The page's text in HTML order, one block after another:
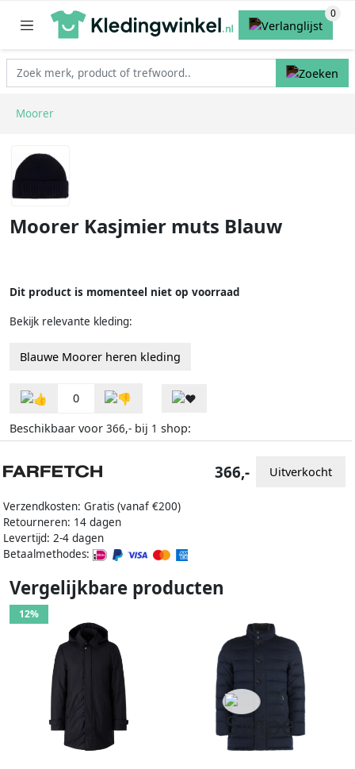
Moorer
Moorer Kasjmier muts Blauw
Dit product is momenteel niet op voorraad
Bekijk relevante kleding:
Blauwe Moorer heren kleding
0
Beschikbaar voor 366,- bij 1 shop:
Verzendkosten: Gratis (vanaf €200)
Retourneren: 14 dagen
Levertijd: 2-4 dagen
Betaalmethodes:
366,- Uitverkocht
Vergelijkbare producten
12%